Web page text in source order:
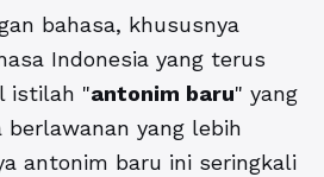
bahasa, khususnya
Indonesia yang terus
istilah "antonim baru" yang
yang lebih
antonim baru ini seringkali